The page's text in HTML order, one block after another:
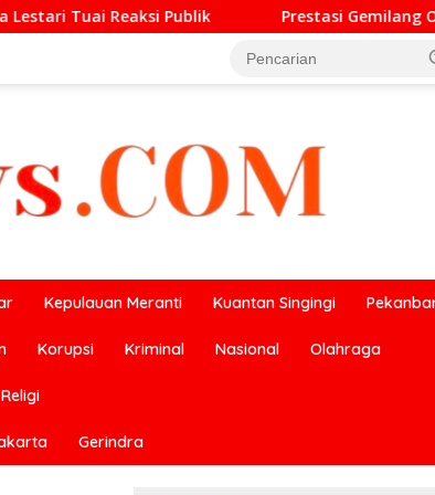
Prestasi Gemilang O2SN, UPT SMP Negeri 2
Kepulauan Meranti Kuantan Singingi
Korupsi Kriminal Nasional Olahraga
Religi
Gerindra